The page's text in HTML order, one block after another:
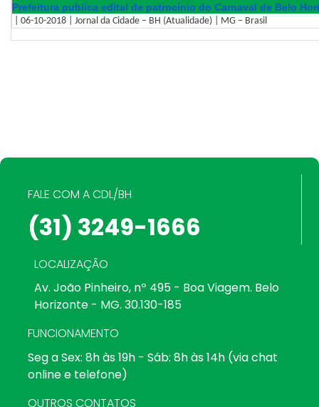
Prefeitura publica edital de patrocínio do Carnaval de Belo
| 06-10-2018 | Jornal da Cidade – BH (Atualidade) | MG – Brasil
FALE COM A CDL/BH
(31) 3249-1666
LOCALIZAÇÃO
Av. João Pinheiro, nº 495 - Boa Viagem. Belo
Horizonte - MG. 30.130-185
FUNCIONAMENTO
Seg a Sex: 8h às 19h - Sáb: 8h às 14h (via chat
online e telefone)
OUTROS CONTATOS